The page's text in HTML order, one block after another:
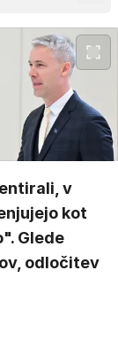
v
kot
Glede
odločitev